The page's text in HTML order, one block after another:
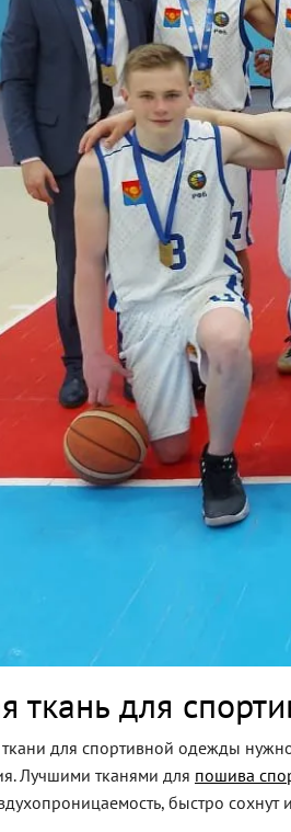
ткань для
для спортивной одежды
Лучшими тканями для пошива
быстро сохнут